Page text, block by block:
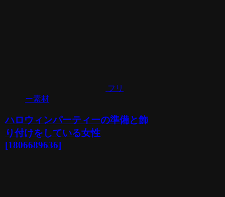
フリ
ー素材
ハロウィンパーティーの準備と飾
り付けをしている女性
[1806689636]